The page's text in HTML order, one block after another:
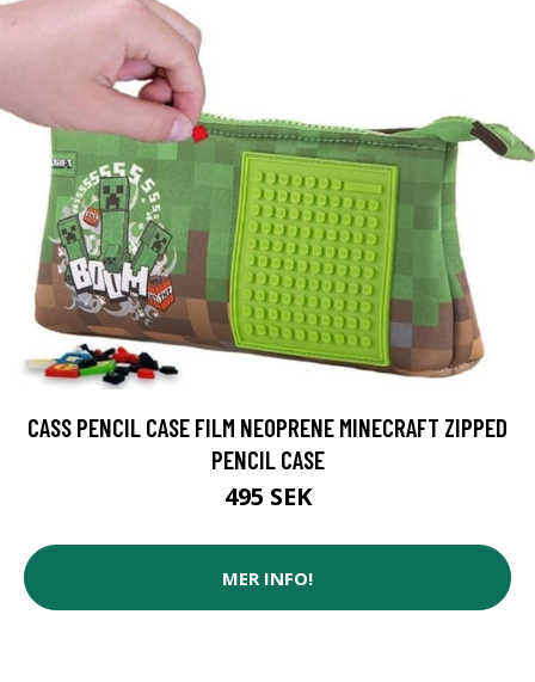
CASS PENCIL CASE FILM NEOPRENE MINECRAFT ZIPPED
PENCIL CASE
495 SEK
MER INFO!